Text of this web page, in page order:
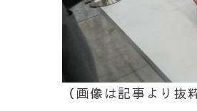
（画像は記事より抜